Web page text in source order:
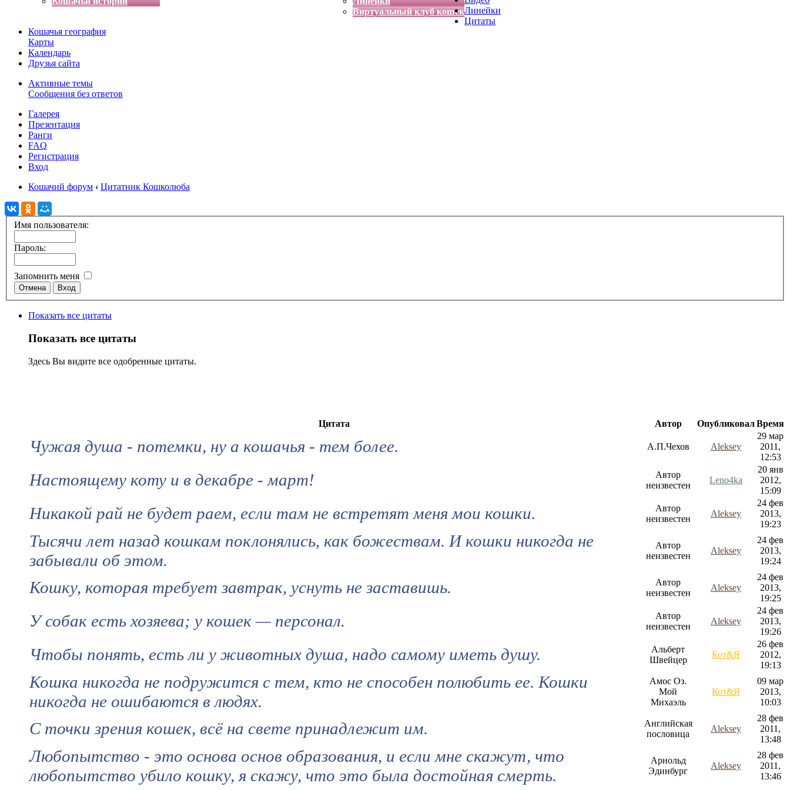
Виртуальный клуб кошекЛинейки
Цитаты
Кошачья география
Карты
Календарь
Друзья сайта
Активные темы
Сообщения без ответов
Галерея
Презентация
Ранги
FAQ
Регистрация
Вход
Кошачий форум ‹ Цитатник Кошколюба
Имя пользователя:
Пароль:
Запомнить меня
Показать все цитаты
Показать все цитаты
Здесь Вы видите все одобренные цитаты.
Цитата Автор ОпубликовалВремя
Чужая душа - потемки, ну а кошачья - тем более. А.П.Чехов Aleksey
29 мар
2011,
12:53
Настоящему коту и в декабре - март!
Автор
неизвестен
Leno4ka
20 янв
2012,
15:09
Никакой рай не будет раем, если там не встретят меня мои кошки.
Автор
неизвестен
Aleksey
24 фев
2013,
19:23
Тысячи лет назад кошкам поклонялись, как божествам. И кошки никогда не
забывали об этом.
Автор
неизвестен
Aleksey
24 фев
2013,
19:24
Кошку, которая требует завтрак, уснуть не заставишь.
Автор
неизвестен
Aleksey
24 фев
2013,
19:25
У собак есть хозяева; у кошек — персонал.
Автор
неизвестен
Aleksey
24 фев
2013,
19:26
Чтобы понять, есть ли у животных душа, надо самому иметь душу.
Альберт
Швейцер
Кот&Я
26 фев
2012,
19:13
Кошка никогда не подружится с тем, кто не способен полюбить ее. Кошки
никогда не ошибаются в людях.
Амос Оз.
Мой
Михаэль
Кот&Я
09 мар
2013,
10:03
С точки зрения кошек, всё на свете принадлежит им.
Английская
пословица
Aleksey
28 фев
2011,
13:48
Любопытство - это основа основ образования, и если мне скажут, что
любопытство убило кошку, я скажу, что это была достойная смерть.
Арнольд
Эдинбург
Aleksey
28 фев
2011,
13:46